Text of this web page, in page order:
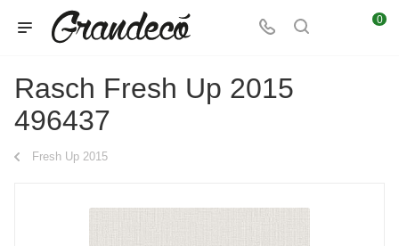
0
Rasch Fresh Up 2015
496437
Fresh Up 2015